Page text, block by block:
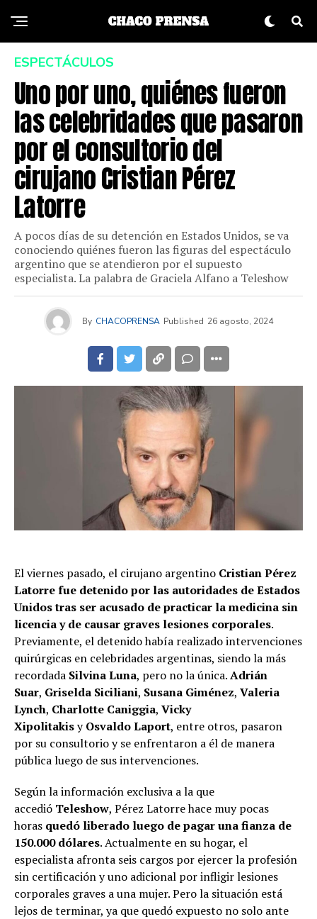
ESPECTÁCULOS
Uno por uno, quiénes fueron
las celebridades que pasaron
por el consultorio del
cirujano Cristian Pérez
Latorre
A pocos días de su detención en Estados Unidos, se va
conociendo quiénes fueron las figuras del espectáculo
argentino que se atendieron por el supuesto
especialista. La palabra de Graciela Alfano a Teleshow
By CHACOPRENSA Published 26 agosto, 2024
El viernes pasado, el cirujano argentino Cristian Pérez
Latorrefue detenido por las autoridades de Estados
Unidos tras ser acusado de practicar la medicina sin
licencia y de causar graves lesiones corporales.
Previamente, el detenido había realizado intervenciones
quirúrgicas en celebridades argentinas, siendo la más
recordada Silvina Luna, pero no la única.Adrián
Suar, Griselda Siciliani, Susana Giménez, Valeria
Lynch, Charlotte Caniggia, Vicky
XipolitakisyOsvaldo Laport, entre otros, pasaron
por su consultorio y se enfrentaron a él de manera
pública luego de sus intervenciones.
Según la información exclusiva a la que
accedió Teleshow, Pérez Latorre hace muy pocas
horas quedó liberado luego de pagar una fianza de
150.000 dólares. Actualmente en su hogar, el
especialista afronta seis cargos por ejercer la profesión
sin certificación y uno adicional por infligir lesiones
corporales graves a una mujer. Pero la situación está
lejos de terminar, ya que quedó expuesto no solo ante